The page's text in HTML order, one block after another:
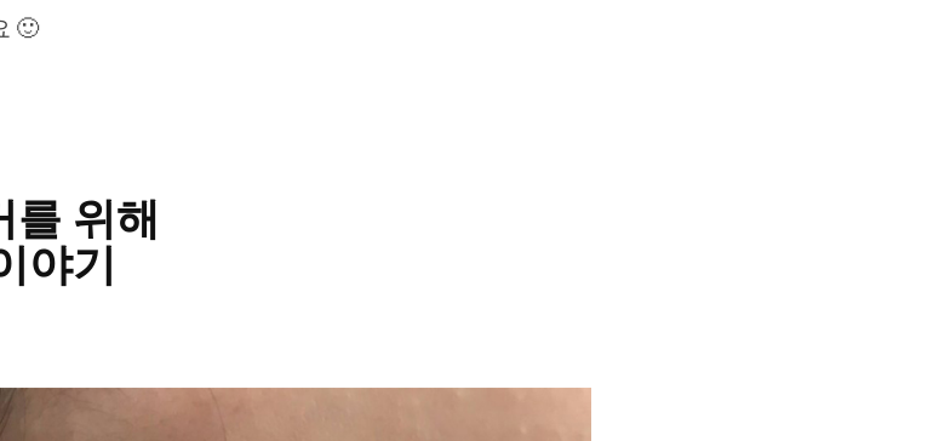
🙂
를 위해
야기